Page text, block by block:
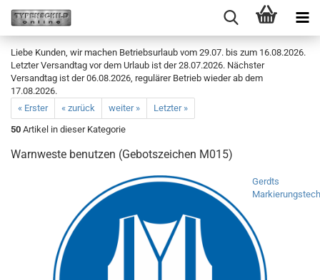
Liebe Kunden, wir machen Betriebsurlaub vom 29.07. bis zum 16.08.2026.
Letzter Versandtag vor dem Urlaub ist der 28.07.2026. Nächster
Versandtag ist der 06.08.2026, regulärer Betrieb wieder ab dem
17.08.2026.
« Erster
« zurück weiter »
Letzter »
50 Artikel in dieser Kategorie
Warnweste benutzen (Gebotszeichen M015)
Gerdts